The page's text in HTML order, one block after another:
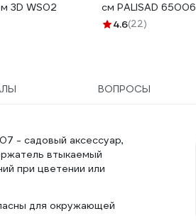
3D WS02
см PALISAD 65006
4.6(22)
ВОПРОСЫ
- садовый аксессуар,
втыкаемый
при цветении или
для окружающей